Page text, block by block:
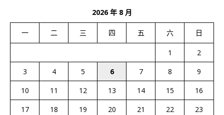
2026 年 8 月
一 二 三 四 五 六 日
1
2
3
4 5 6 7 8
9
10
11 12 13 14 15
16
17
18 19 20 21 22
23